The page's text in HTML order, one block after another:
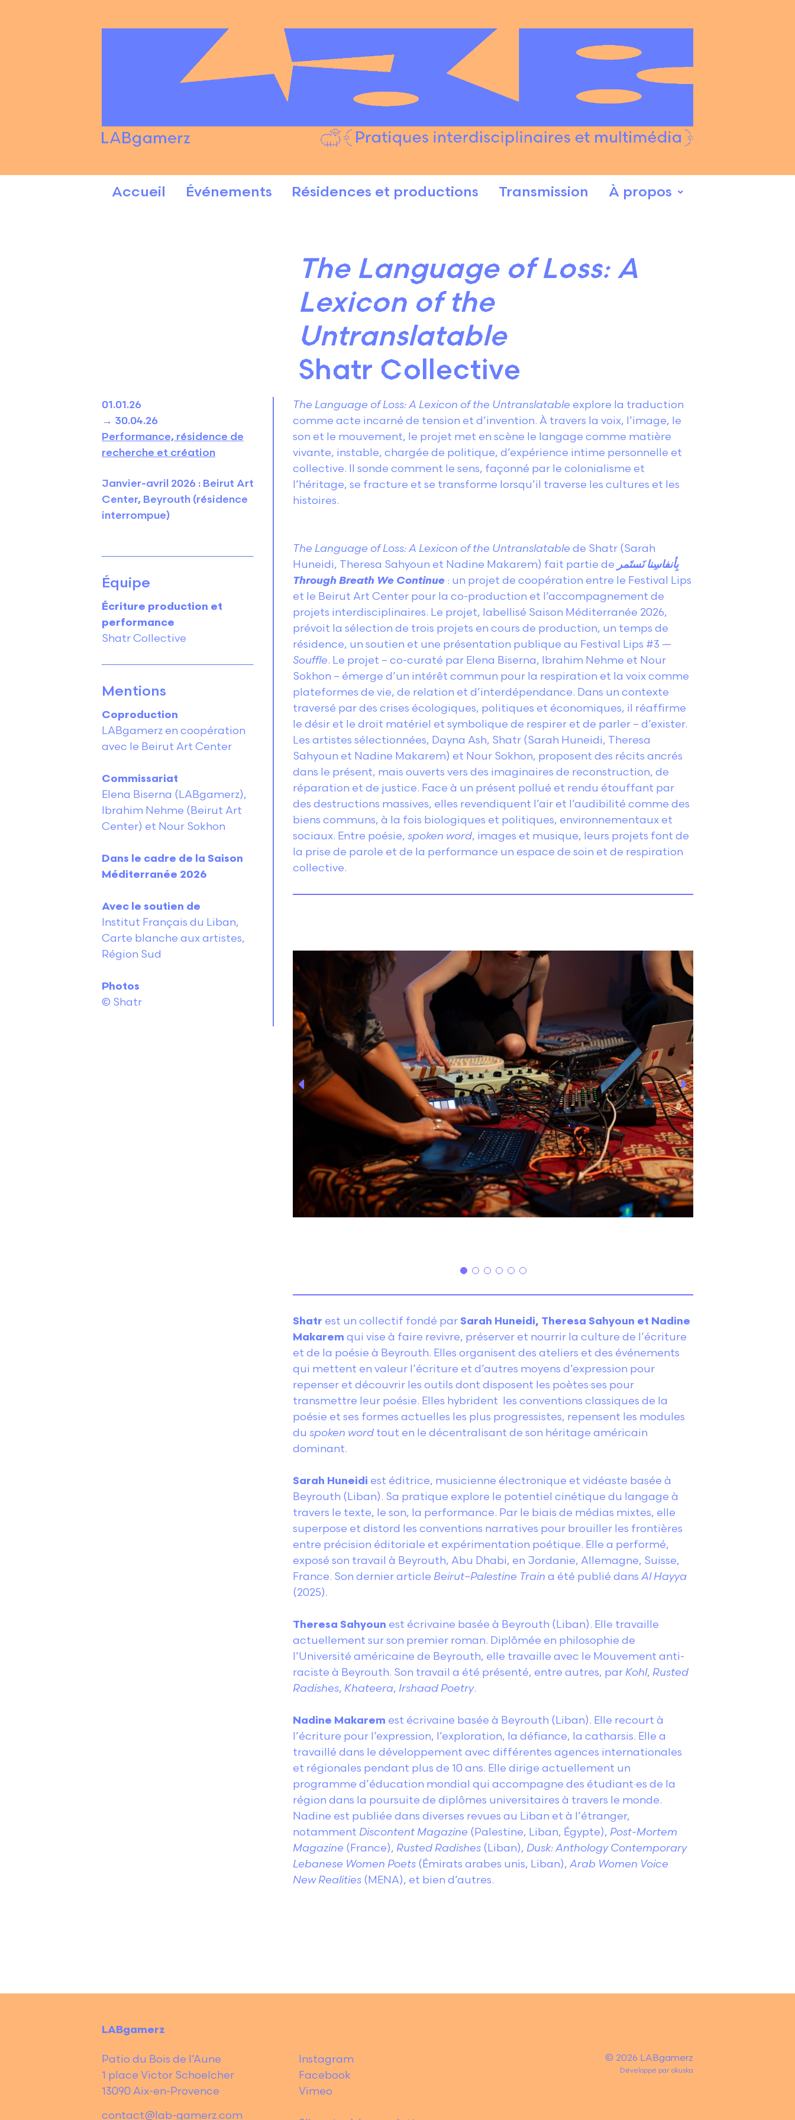
Accueil Événements Résidences et productions Transmission À propos
The Language of Loss: A
Lexicon of the
Untranslatable
Shatr Collective
01.01.26
→ 30.04.26
Performance, résidence de
recherche et création
Janvier-avril 2026 : Beirut Art
Center, Beyrouth (résidence
interrompue)
Équipe
Écriture production et
performance
Shatr Collective
Mentions
Coproduction
LABgamerz en coopération
avec le Beirut Art Center
Commissariat
Elena Biserna (LABgamerz),
Ibrahim Nehme (Beirut Art
Center) et Nour Sokhon
Dans le cadre de la Saison
Méditerranée 2026
Avec le soutien de
Institut Français du Liban,
Carte blanche aux artistes,
Région Sud
Photos
© Shatr
The Language of Loss: A Lexicon of the Untranslatable explore la traduction
comme acte incarné de tension et d’invention. À travers la voix, l’image, le
son et le mouvement, le projet met en scène le langage comme matière
vivante, instable, chargée de politique, d’expérience intime personnelle et
collective. Il sonde comment le sens, façonné par le colonialisme et
l’héritage, se fracture et se transforme lorsqu’il traverse les cultures et les
histoires.
The Language of Loss: A Lexicon of the Untranslatable de Shatr (Sarah
Huneidi, Theresa Sahyoun et Nadine Makarem) fait partie de بِأنفاسِنا نَستَمر
Through Breath We Continue : un projet de coopération entre le Festival Lips
et le Beirut Art Center pour la co-production et l’accompagnement de
projets interdisciplinaires. Le projet, labellisé Saison Méditerranée 2026,
prévoit la sélection de trois projets en cours de production, un temps de
résidence, un soutien et une présentation publique au Festival Lips #3 —
Souffle. Le projet – co-curaté par Elena Biserna, Ibrahim Nehme et Nour
Sokhon – émerge d’un intérêt commun pour la respiration et la voix comme
plateformes de vie, de relation et d’interdépendance. Dans un contexte
traversé par des crises écologiques, politiques et économiques, il réaffirme
le désir et le droit matériel et symbolique de respirer et de parler – d’exister.
Les artistes sélectionnées, Dayna Ash, Shatr (Sarah Huneidi, Theresa
Sahyoun et Nadine Makarem) et Nour Sokhon, proposent des récits ancrés
dans le présent, mais ouverts vers des imaginaires de reconstruction, de
réparation et de justice. Face à un présent pollué et rendu étouffant par
des destructions massives, elles revendiquent l’air et l’audibilité comme des
biens communs, à la fois biologiques et politiques, environnementaux et
sociaux. Entre poésie,spoken word, images et musique, leurs projets font de
la prise de parole et de la performance un espace de soin et de respiration
collective.
Shatr est un collectif fondé par Sarah Huneidi, Theresa Sahyoun et Nadine
Makarem qui vise à faire revivre, préserver et nourrir la culture de l’écriture
et de la poésie à Beyrouth. Elles organisent des ateliers et des événements
qui mettent en valeur l’écriture et d’autres moyens d’expression pour
repenser et découvrir les outils dont disposent les poètes·ses pour
transmettre leur poésie. Elles hybrident les conventions classiques de la
poésie et ses formes actuelles les plus progressistes, repensent les modules
duspoken word tout en le décentralisant de son héritage américain
dominant.
Sarah Huneidi est éditrice, musicienne électronique et vidéaste basée à
Beyrouth (Liban). Sa pratique explore le potentiel cinétique du langage à
travers le texte, le son, la performance. Par le biais de médias mixtes, elle
superpose et distord les conventions narratives pour brouiller les frontières
entre précision éditoriale et expérimentation poétique. Elle a performé,
exposé son travail à Beyrouth, Abu Dhabi, en Jordanie, Allemagne, Suisse,
France. Son dernier article Beirut–Palestine Train a été publié dansAl Hayya
(2025).
Theresa Sahyoun est écrivaine basée à Beyrouth (Liban). Elle travaille
actuellement sur son premier roman. Diplômée en philosophie de
l’Université américaine de Beyrouth, elle travaille avec le Mouvement anti-
raciste à Beyrouth. Son travail a été présenté, entre autres, par Kohl, Rusted
Radishes, Khateera, Irshaad Poetry.
Nadine Makarem est écrivaine basée à Beyrouth (Liban). Elle recourt à
l’écriture pour l’expression, l’exploration, la défiance, la catharsis. Elle a
travaillé dans le développement avec différentes agences internationales
et régionales pendant plus de 10 ans. Elle dirige actuellement un
programme d’éducation mondial qui accompagne des étudiant·es de la
région dans la poursuite de diplômes universitaires à travers le monde.
Nadine est publiée dans diverses revues au Liban et à l’étranger,
notamment Discontent Magazine (Palestine, Liban, Égypte), Post-Mortem
Magazine (France), Rusted Radishes (Liban), Dusk: Anthology Contemporary
Lebanese Women Poets (Émirats arabes unis, Liban),Arab Women Voice
New Realities (MENA), et bien d’autres.
LABgamerz
Patio du Bois de l’Aune
1 place Victor Schoelcher
13090 Aix-en-Provence
contact@lab-gamerz.com
Instagram
Facebook
Vimeo
© 2026 LABgamerz
Développé par okuska